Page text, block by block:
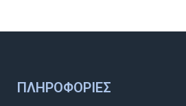
ΠΛΗΡΟΦΟΡΊΕΣ